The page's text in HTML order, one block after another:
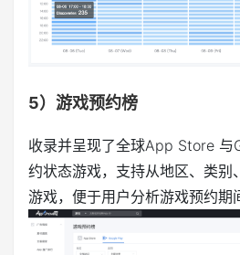
5）游戏预约榜
收录并呈现了全球App Store
约状态游戏，支持从地区、类别
游戏，便于用户分析游戏预约期